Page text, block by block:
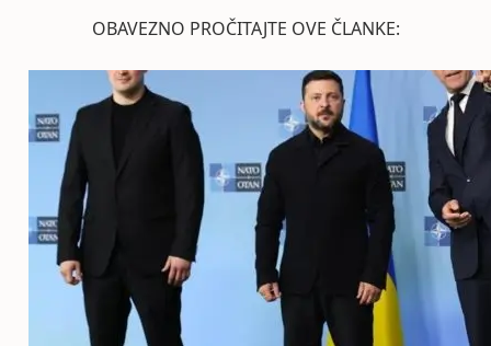
OBAVEZNO PROČITAJTE OVE ČLANKE: